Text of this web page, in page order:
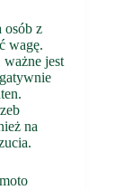
osób z
wagę.
jest
na